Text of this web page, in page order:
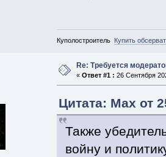
Куполостроитель Купить
Re: Требуется
« Ответ #1 : 26 Сентября
Цитата: Max от
Также
войну и